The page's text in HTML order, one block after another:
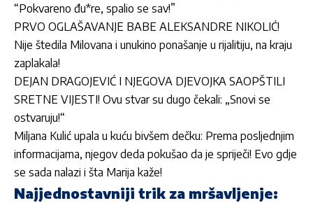
“Pokvareno đu*re, spalio se sav!”
PRVO OGLAŠAVANJE BABE ALEKSANDRE NIKOLIĆ!
Nije štedila Milovana i unukino ponašanje u rijalitiju, na kraju
zaplakala!
DEJAN DRAGOJEVIĆ I NJEGOVA DJEVOJKA SAOPŠTILI
SRETNE VIJESTI! Ovu stvar su dugo čekali: „Snovi se
ostvaruju!“
Miljana Kulić upala u kuću bivšem dečku: Prema posljednjim
informacijama, njegov deda pokušao da je spriječi! Evo gdje
se sada nalazi i šta Marija kaže!
Najjednostavniji trik za mršavljenje: